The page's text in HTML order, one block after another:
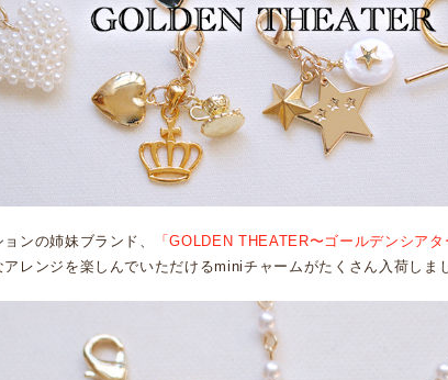
ンの姉妹ブランド、 「GOLDEN THEATER〜ゴールデンシアタ
アレンジを楽しんでいただけるminiチャームがたくさん入荷しま